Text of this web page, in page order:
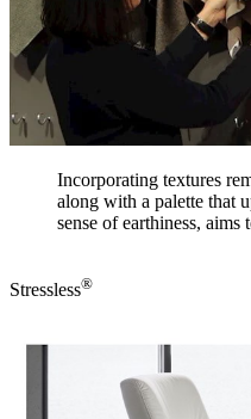
Incorporating textures
along with a palette that
sense of earthiness,
Stressless®